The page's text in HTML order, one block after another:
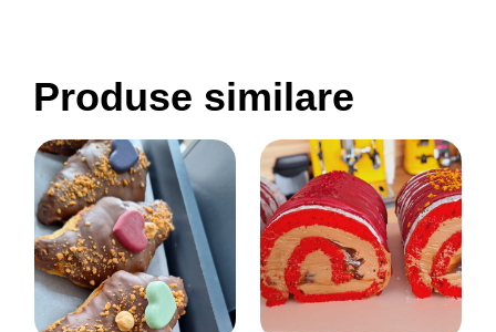
Produse similare